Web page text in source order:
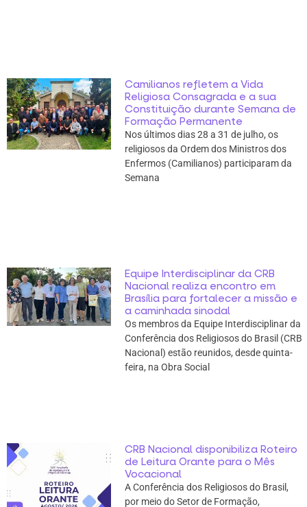
Camilianos refletem a Vida
Religiosa Consagrada e a sua
Constituição durante Semana de
Formação Permanente
Nos últimos dias 28 a 31 de julho, os
religiosos da Ordem dos Ministros dos
Enfermos (Camilianos) participaram da
Semana
Equipe Interdisciplinar da CRB
Nacional realiza encontro em
Brasília para fortalecer a missão e
a caminhada sinodal
Os membros da Equipe Interdisciplinar da
Conferência dos Religiosos do Brasil (CRB
Nacional) estão reunidos, desde quinta-
feira, na Obra Social
CRB Nacional disponibiliza Roteiro
de Leitura Orante para o Mês
Vocacional
A Conferência dos Religiosos do Brasil,
por meio do Setor de Formação,